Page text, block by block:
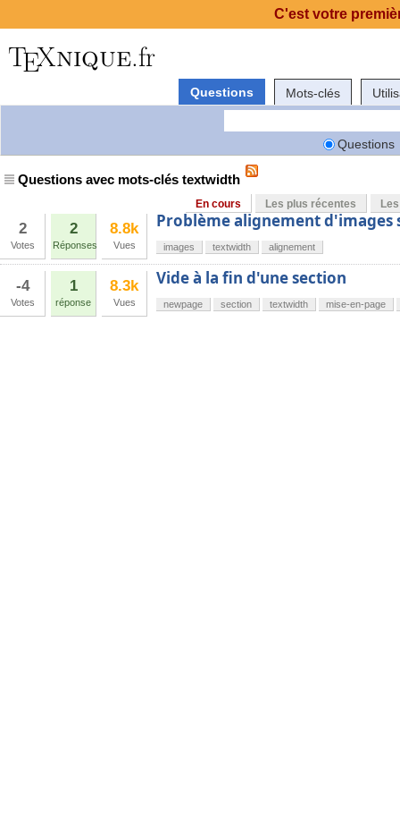
Questions Mots-clés
Questions
Questions avec mots-clés textwidth
En cours Les plus récentes
2
Votes
2
Réponses
8.8k
Vues
Problème alignement
images textwidth alignement
-4
Votes
1
réponse
8.3k
Vues
Vide à la fin d'une section
newpage section textwidth mise-en-page
C'est votre